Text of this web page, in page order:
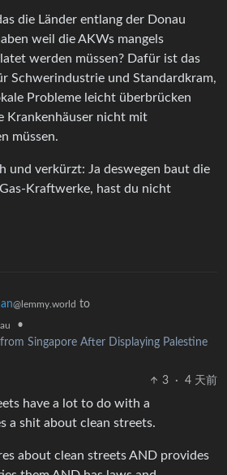
die Länder entlang der Donau
weil die AKWs mangels
werden müssen? Dafür ist das
Schwerindustrie und Standardkram,
Probleme leicht überbrücken
Krankenhäuser nicht mit
müssen.
und verkürzt: Ja deswegen baut die
Kraftwerke, hast du nicht
@lemmy.world to
•
Singapore After Displaying Palestine
3
· 4 天前
have a lot to do with a
a shit about clean streets.
about clean streets AND provides